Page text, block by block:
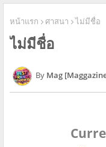
หน้าแรก ศาสนา ไม่มีชื่อ
ไม่มีชื่อ
Mag